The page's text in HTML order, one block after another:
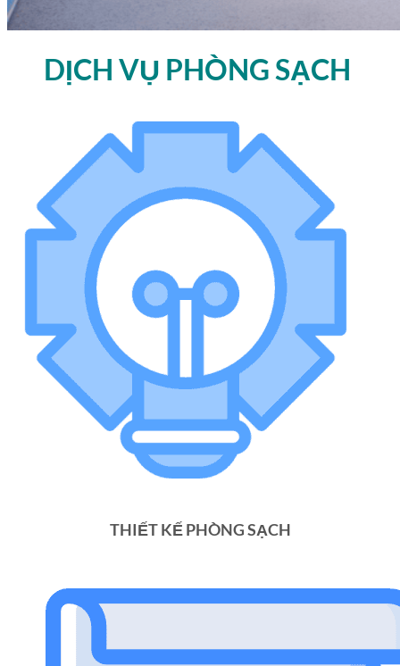
DỊCH VỤ PHÒNG SẠCH
THIẾT KẾ PHÒNG SẠCH